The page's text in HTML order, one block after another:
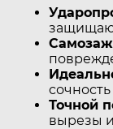
Точной
вырезы